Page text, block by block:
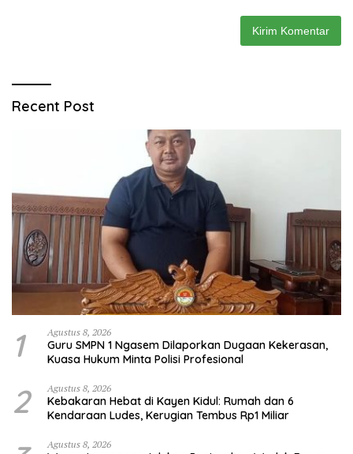
Recent Post
1 Agustus 8, 2026
Guru SMPN 1 Ngasem Dilaporkan Dugaan Kekerasan,
Kuasa Hukum Minta Polisi Profesional
2 Agustus 8, 2026
Kebakaran Hebat di Kayen Kidul: Rumah dan 6
Kendaraan Ludes, Kerugian Tembus Rp1 Miliar
Agustus 8, 2026